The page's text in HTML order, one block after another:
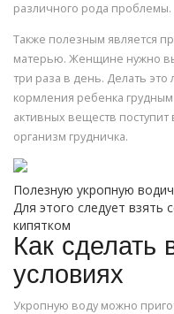
различного рода проблемы.
Также полезным является
матерью. Женщине нужно
три раза в день. Делать
кормления ребенка
активных веществ
организм грудничка.
Полезную укропную
Для этого следует взять
кипятком
Как сделать
условиях
Укропную воду можно